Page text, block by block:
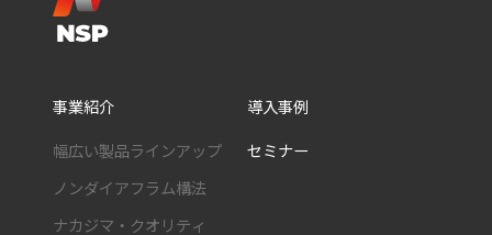
事業紹介
幅広い製品ラインアップ
ノンダイアフラム構法
ナカジマ・クオリティ
導入事例
セミナー